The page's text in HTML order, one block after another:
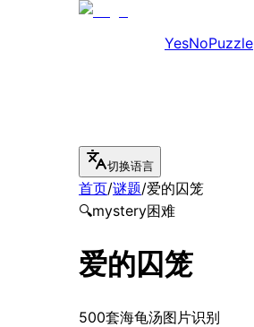
YesNoPuzzle
切换语言
首页/谜题/爱的囚笼
🔍mystery困难
爱的囚笼
500套海龟汤图片识别